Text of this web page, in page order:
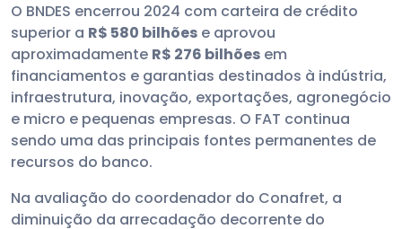
O BNDES encerrou 2024 com carteira de crédito
superior a R$ 580 bilhões e aprovou
aproximadamente R$ 276 bilhões em
financiamentos e garantias destinados à indústria,
infraestrutura, inovação, exportações, agronegócio
e micro e pequenas empresas. O FAT continua
sendo uma das principais fontes permanentes de
recursos do banco.
Na avaliação do coordenador do Conafret, a
diminuição da arrecadação decorrente do